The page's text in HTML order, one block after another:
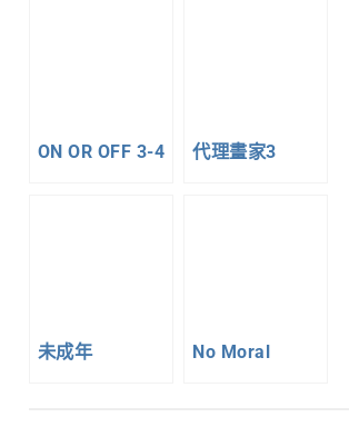
ON OR OFF 3-4 代理畫家3
未成年 No Moral